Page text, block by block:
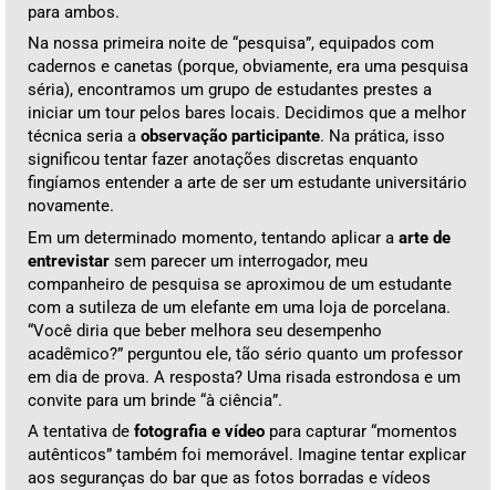
para ambos.
Na nossa primeira noite de “pesquisa”, equipados com
cadernos e canetas (porque, obviamente, era uma pesquisa
séria), encontramos um grupo de estudantes prestes a
iniciar um tour pelos bares locais. Decidimos que a melhor
técnica seria a observação participante. Na prática, isso
significou tentar fazer anotações discretas enquanto
fingíamos entender a arte de ser um estudante universitário
novamente.
Em um determinado momento, tentando aplicar a arte de
entrevistar sem parecer um interrogador, meu
companheiro de pesquisa se aproximou de um estudante
com a sutileza de um elefante em uma loja de porcelana.
“Você diria que beber melhora seu desempenho
acadêmico?” perguntou ele, tão sério quanto um professor
em dia de prova. A resposta? Uma risada estrondosa e um
convite para um brinde “à ciência”.
A tentativa de fotografia e vídeo para capturar “momentos
autênticos” também foi memorável. Imagine tentar explicar
aos seguranças do bar que as fotos borradas e vídeos